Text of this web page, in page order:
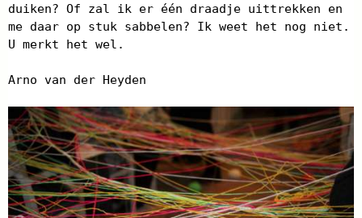
duiken? Of zal ik er één draadje uittrekken en
me daar op stuk sabbelen? Ik weet het nog niet.
U merkt het wel.
Arno van der Heyden